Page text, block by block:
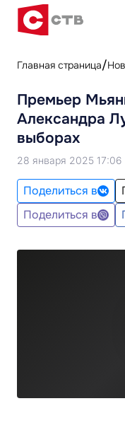
Главная страница
Премьер
Александра
выборах
28 января 2025 17:06
Поделиться в
Поделиться в